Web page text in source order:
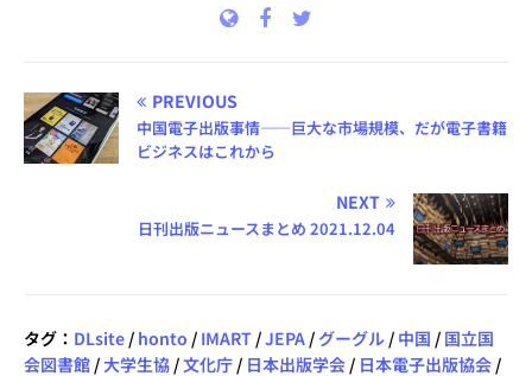
PREVIOUS
中国電子出版事情――巨大な市場規模、だが電子書籍
ビジネスはこれから
NEXT
日刊出版ニュースまとめ 2021.12.04
タグ： DLsite / honto / IMART /JEPA / グーグル / 中国 / 国立国
会図書館 /大学生協 /文化庁 / 日本出版学会 / 日本電子出版協会 /